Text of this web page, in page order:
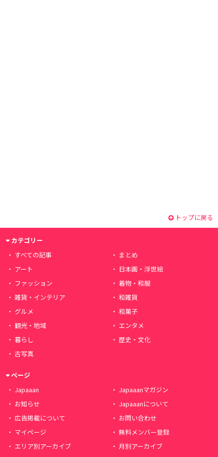
トップに戻る
カテゴリー
すべての記事
まとめ
アート
日本画・浮世絵
ファッション
着物・和服
雑貨・インテリア
和雑貨
グルメ
和菓子
観光・地域
エンタメ
暮らし
歴史・文化
古写真
ページ
Japaaan
Japaaanマガジン
お知らせ
Japaaanについて
広告掲載について
お問い合わせ
マイページ
無料メンバー登録
エリア別アーカイブ
月別アーカイブ